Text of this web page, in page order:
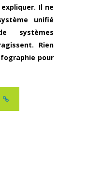
Il ne
unifié
systèmes
Rien
pour